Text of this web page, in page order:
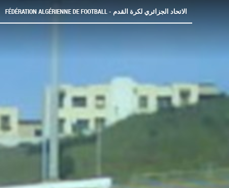
FÉDÉRATION ALGÉRIENNE DE FOOTBALL - الاتحاد الجزائري لكرة القدم